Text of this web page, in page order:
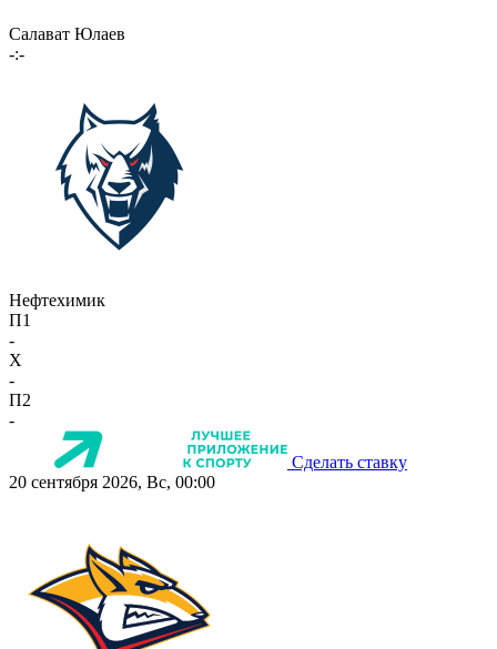
Салават Юлаев
-:-
Нефтехимик
П1
-
X
-
П2
-
Сделать ставку
20 сентября 2026, Вс, 00:00